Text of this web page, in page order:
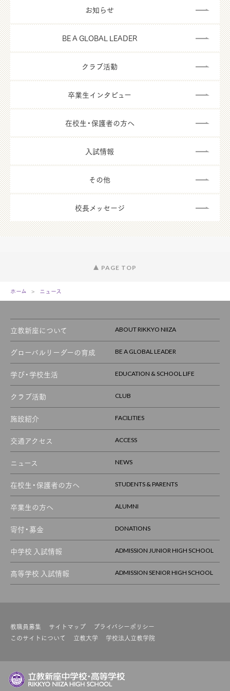
お知らせ
BE A GLOBAL LEADER
クラブ活動
卒業生インタビュー
在校生・保護者の方へ
入試情報
その他
校長メッセージ
PAGE TOP
ホーム ニュース
ABOUT RIKKYO NIIZA
立教新座について
BE A GLOBAL LEADER
グローバルリーダーの育成
EDUCATION & SCHOOL LIFE
学び・学校生活
CLUB
クラブ活動
FACILITIES
施設紹介
ACCESS
交通アクセス
NEWS
ニュース
STUDENTS & PARENTS
在校生・保護者の方へ
ALUMNI
卒業生の方へ
DONATIONS
寄付・募金
ADMISSION JUNIOR HIGH SCHOOL
中学校 入試情報
ADMISSION SENIOR HIGH SCHOOL
高等学校 入試情報
教職員募集 サイトマップ
プライバシーポリシー
このサイトについて
立教大学 学校法人立教学院